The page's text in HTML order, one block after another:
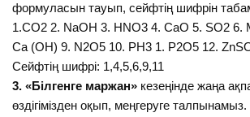
формуласын тауып, сейфтің шифрін
1.CO2 2. NaOH 3. НNO3 4. CaO 5. SO2 6.
Ca (OH) 9. N2O5 10. PH3 1. P2O5 12.
Сейфтің шифрі: 1,4,5,6,9,11
3. «Білгенге маржан» кезеңінде жаңа
өздігімізден оқып, меңгеруге